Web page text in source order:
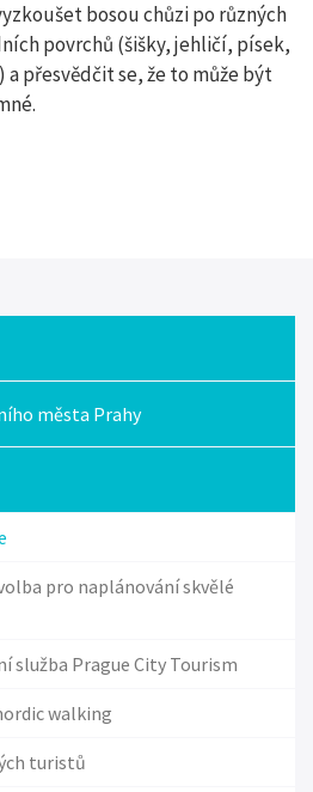
bosou chůzi po různých
povrchů (šišky, jehličí, písek,
a přesvědčit se, že to může být
města Prahy
pro naplánování skvělé
služba Prague City Tourism
walking
turistů